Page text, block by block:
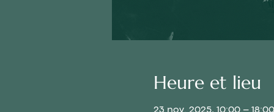
Heure et lieu
23 nov. 2025, 10:00 – 18:00